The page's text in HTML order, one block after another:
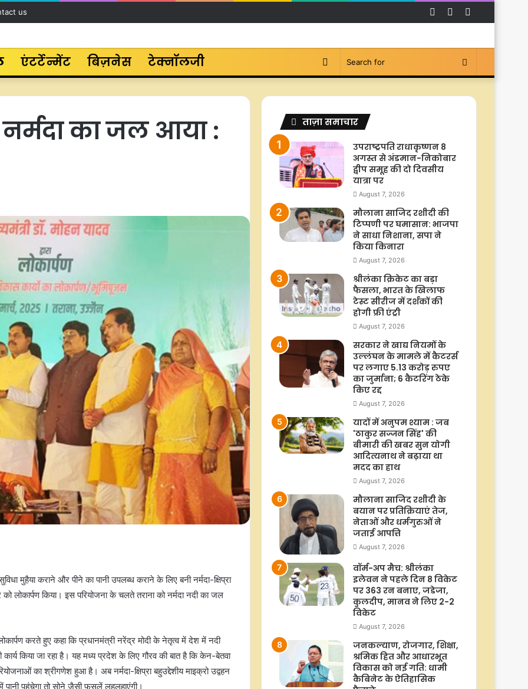
us YouTube
Facebook
एंटर्टेन्मेंट बिज़नेस टेक्नॉलजी Search
Switch
का जल आया :
मुहैया कराने और पीने का पानी उपलब्ध कराने के लिए बनी नर्मदा-क्षिप्रा
को लोकार्पण किया। इस परियोजना के चलते तराना को नर्मदा नदी का जल
करते हुए कहा कि प्रधानमंत्री नरेंद्र मोदी के नेतृत्व में देश में नदी
किया जा रहा है। यह मध्य प्रदेश के लिए गौरव की बात है कि केन-बेतवा
का श्रीगणेश हुआ है। अब नर्मदा-क्षिप्रा बहुउद्देशीय माइक्रो उद्वहन
पहुंचेगा तो सोने जैसी फसलें लहलहाएंगी।
ताज़ा समाचार
उपराष्ट्रपति राधाकृष्णन 8
अगस्त से अंडमान-निकोबार
द्वीप समूह की दो दिवसीय
यात्रा पर
August 7, 2026
मौलाना साजिद रशीदी की
टिप्पणी पर घमासान: भाजपा
ने साधा निशाना, सपा ने
किया किनारा
August 7, 2026
श्रीलंका क्रिकेट का बड़ा
फैसला, भारत के खिलाफ
टेस्ट सीरीज में दर्शकों की
होगी फ्री एंट्री
August 7, 2026
सरकार ने खाद्य नियमों के
उल्लंघन के मामले में कैटरर्स
पर लगाए 5.13 करोड़ रुपए
का जुर्माना; 6 कैटरिंग ठेके
किए रद्द
August 7, 2026
यादों में अनुपम श्याम : जब
'ठाकुर सज्जन सिंह' की
बीमारी की खबर सुन योगी
आदित्यनाथ ने बढ़ाया था
मदद का हाथ
August 7, 2026
मौलाना साजिद रशीदी के
बयान पर प्रतिक्रियाएं तेज,
नेताओं और धर्मगुरुओं ने
जताई आपत्ति
August 7, 2026
वॉर्म-अप मैच: श्रीलंका
इलेवन ने पहले दिन 8 विकेट
पर 363 रन बनाए, जडेजा,
कुलदीप, मानव ने लिए 2-2
विकेट
August 7, 2026
जनकल्याण, रोजगार, शिक्षा,
श्रमिक हित और आधारभूत
विकास को नई गति: धामी
कैबिनेट के ऐतिहासिक